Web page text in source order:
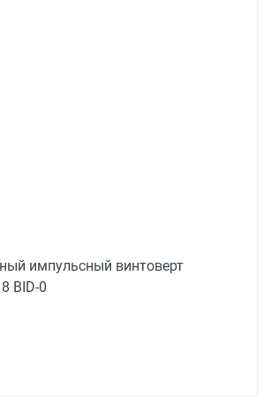
импульсный винтоверт
BID-0